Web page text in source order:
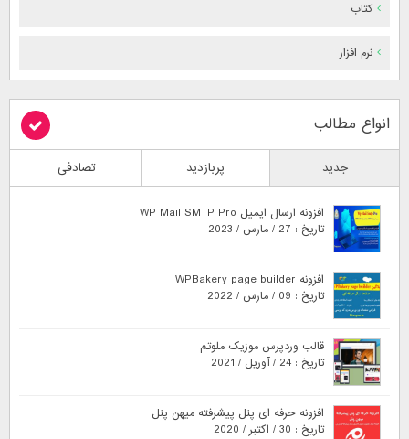
کتاب
نرم افزار
انواع مطالب
جدید پربازدید تصادفی
افزونه ارسال ایمیل WP Mail SMTP Pro
تاریخ : 27 / مارس / 2023
افزونه WPBakery page builder
تاریخ : 09 / مارس / 2022
قالب وردپرس موزیک ملوتم
تاریخ : 24 / آوریل / 2021
افزونه حرفه ای پنل پیشرفته میهن پنل
تاریخ : 30 / اکتبر / 2020